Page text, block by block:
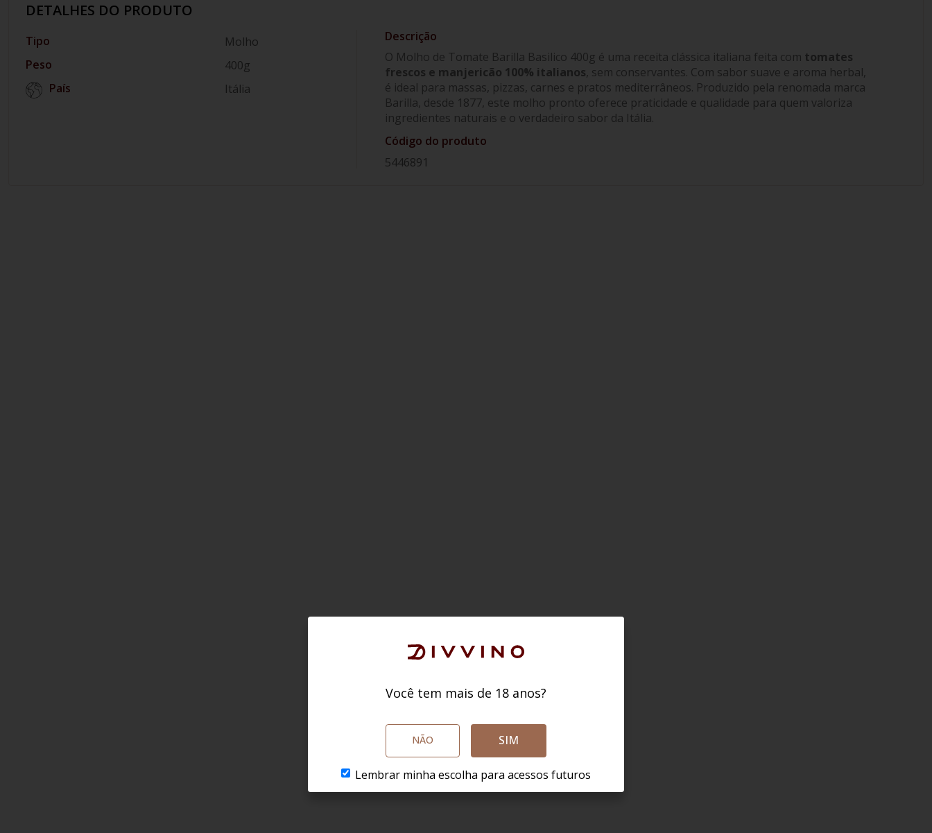
DETALHES DO PRODUTO
Tipo
Molho
Peso
400g
País
Itália
O Molho de Tomate Barilla Basilico 400g é uma receita clássica italiana feita com tomates
frescos e manjericão 100% italianos, sem conservantes. Com sabor suave e aroma herbal,
é ideal para massas, pizzas, carnes e pratos mediterrâneos. Produzido pela renomada marca
Barilla, desde 1877, este molho pronto oferece praticidade e qualidade para quem valoriza
ingredientes naturais e o verdadeiro sabor da Itália.
Código do produto
5446891
Você tem mais de 18 anos?
NÃO SIM
Lembrar minha escolha para acessos futuros